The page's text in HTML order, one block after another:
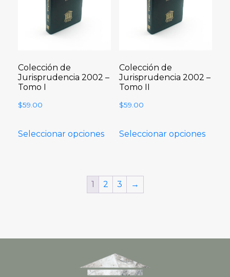
Colección de
Jurisprudencia 2002 –
Tomo I
$59.00
Seleccionar opciones
Colección de
Jurisprudencia 2002 –
Tomo II
$59.00
Seleccionar opciones
1 2 3 →